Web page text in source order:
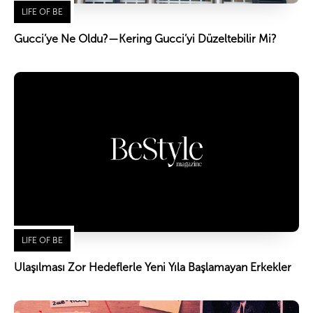
LIFE OF BE
Gucci’ye Ne Oldu?—Kering Gucci’yi Düzeltebilir Mi?
LIFE OF BE
Ulaşılması Zor Hedeflerle Yeni Yıla Başlamayan Erkekler